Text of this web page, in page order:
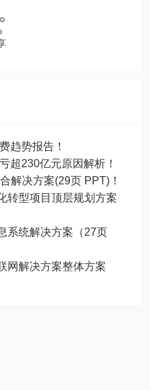
趋势报告！
超230亿元原因解析！
解决方案(29页 PPT)！
转型项目顶层规划方案
系统解决方案（27页
网解决方案整体方案